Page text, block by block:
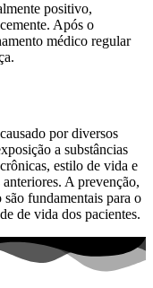
positivo,
Após o
médico regular
por diversos
a substâncias
estilo de vida e
A prevenção,
fundamentais para o
de vida dos pacientes.